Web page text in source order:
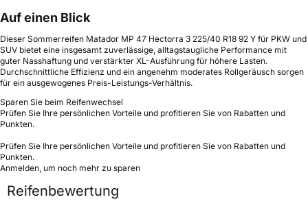
Auf einen Blick
Dieser Sommerreifen Matador MP 47 Hectorra 3 225/40 R18 92 Y für PKW und
SUV bietet eine insgesamt zuverlässige, alltagstaugliche Performance mit
guter Nasshaftung und verstärkter XL-Ausführung für höhere Lasten.
Durchschnittliche Effizienz und ein angenehm moderates Rollgeräusch sorgen
für ein ausgewogenes Preis-Leistungs-Verhältnis.
Sparen Sie beim Reifenwechsel
Prüfen Sie Ihre persönlichen Vorteile und profitieren Sie von Rabatten und
Punkten.
Prüfen Sie Ihre persönlichen Vorteile und profitieren Sie von Rabatten und
Punkten.
Anmelden, um noch mehr zu sparen
Reifenbewertung